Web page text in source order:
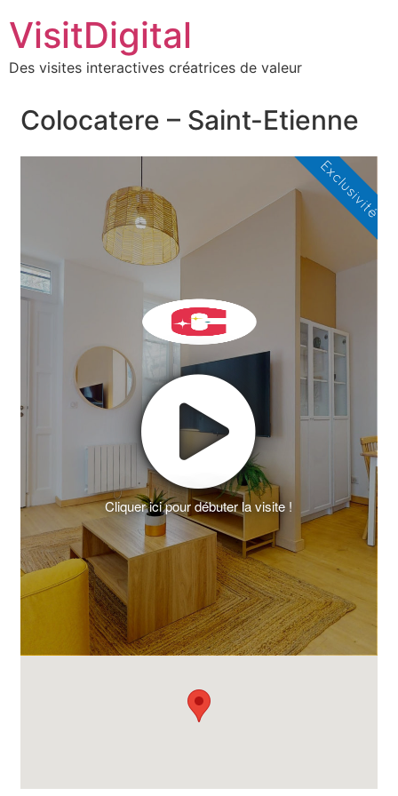
VisitDigital
Des visites interactives créatrices de valeur
Colocatere – Saint-Etienne
Cliquer ici pour débuter la visite !